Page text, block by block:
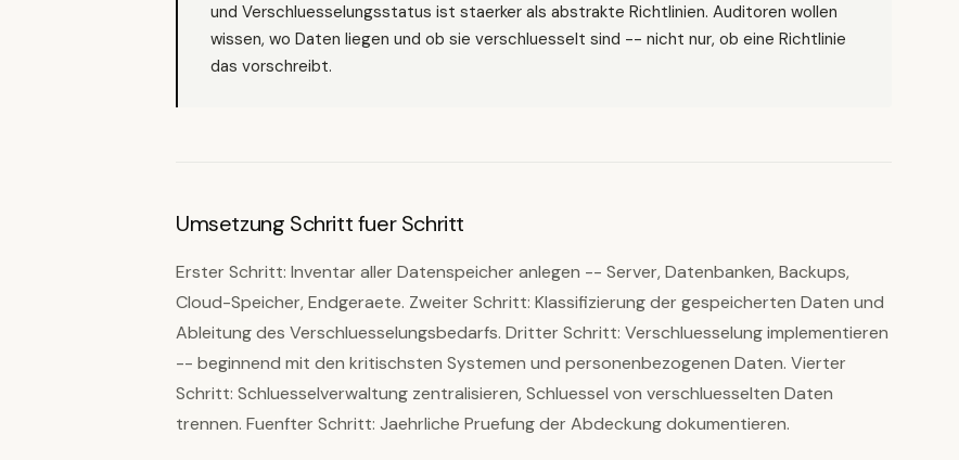
und Verschluesselungsstatus ist staerker als abstrakte Richtlinien. Auditoren wollen
wissen, wo Daten liegen und ob sie verschluesselt sind -- nicht nur, ob eine Richtlinie
das vorschreibt.
Umsetzung Schritt fuer Schritt
Erster Schritt: Inventar aller Datenspeicher anlegen -- Server, Datenbanken, Backups,
Cloud-Speicher, Endgeraete. Zweiter Schritt: Klassifizierung der gespeicherten Daten und
Ableitung des Verschluesselungsbedarfs. Dritter Schritt: Verschluesselung implementieren
-- beginnend mit den kritischsten Systemen und personenbezogenen Daten. Vierter
Schritt: Schluesselverwaltung zentralisieren, Schluessel von verschluesselten Daten
trennen. Fuenfter Schritt: Jaehrliche Pruefung der Abdeckung dokumentieren.